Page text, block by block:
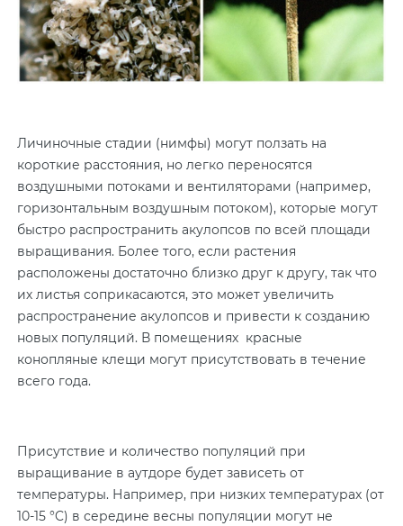
Личиночные стадии (нимфы) могут ползать на
короткие расстояния, но легко переносятся
воздушными потоками и вентиляторами (например,
горизонтальным воздушным потоком), которые могут
быстро распространить акулопсов по всей площади
выращивания. Более того, если растения
расположены достаточно близко друг к другу, так что
их листья соприкасаются, это может увеличить
распространение акулопсов и привести к созданию
новых популяций. В помещениях красные
конопляные клещи могут присутствовать в течение
всего года.
Присутствие и количество популяций при
выращивание в аутдоре будет зависеть от
температуры. Например, при низких температурах (от
10-15 °C) в середине весны популяции могут не